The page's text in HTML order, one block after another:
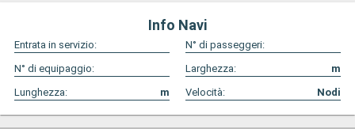
Info Navi
Entrata in servizio:
N° di passeggeri:
N° di equipaggio:
Larghezza:
m
Lunghezza:
m Velocità: Nodi